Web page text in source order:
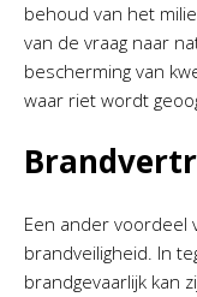
behoud van het
van de vraag naar
bescherming van
waar riet wordt
Een ander voordeel
brandveiligheid. In
brandgevaarlijk kan